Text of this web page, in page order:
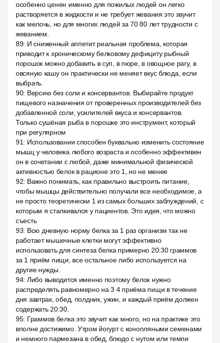
особенно ценен именно для пожилых людей он легко
растворяется в жидкости и не требует жевания это звучит
как мелочь, но для многих людей за 70 80 лет трудности с
жеванием.
89: И сниженный аппетит реальная проблема, которая
приводит к хроническому белковому дефициту рыбный
порошок можно добавить в суп, в пюре, в овощное рагу, в
овсяную кашу он практически не меняет вкус блюда, если
выбрать.
90: Версию без соли и консервантов. Выбирайте продукт
пищевого назначения от проверенных производителей без
добавленной соли, усилителей вкуса и консервантов.
Только сушёная рыба в порошке это инструмент, который
при регулярном
91: Использовании способен буквально изменить состояние
мышц у человека любого возраста и особенно эффективен
он в сочетании с любой, даже минимальной физической
активностью белок в рационе это 1, но не менее
92: Важно понимать, как правильно выстроить питание,
чтобы мышцы действительно получали все необходимое, а
не просто теоретически 1 из самых больших заблуждений, с
которым я сталкивался у пациентов. Это идея, что можно
съесть
93: Всю дневную норму белка за 1 раз организм так не
работает мышечные клетки могут эффективно
использовать для синтеза белка примерно 20:30 граммов
за 1 приём пищи, все остальное либо используется на
другие нужды.
94: Либо выводится именно поэтому белок нужно
распределять равномерно на 3 4 приёма пищи в течение
дня завтрак, обед, полдник, ужин, и каждый приём должен
содержать 20:30.
95: Граммов белка это звучит как много, но на практике это
вполне достижимо. Утром йогурт с конопляными семенами
и немного пармезана в обед, блюдо с нутом или темпи